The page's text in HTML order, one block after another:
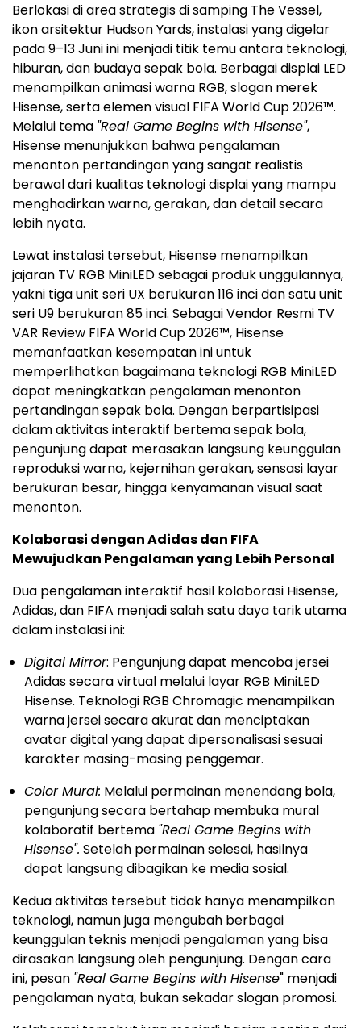
Berlokasi di area strategis di samping The Vessel,
ikon arsitektur Hudson Yards, instalasi yang digelar
pada 9–13 Juni ini menjadi titik temu antara teknologi,
hiburan, dan budaya sepak bola. Berbagai displai LED
menampilkan animasi warna RGB, slogan merek
Hisense, serta elemen visual FIFA World Cup 2026™.
Melalui tema "Real Game Begins with Hisense",
Hisense menunjukkan bahwa pengalaman
menonton pertandingan yang sangat realistis
berawal dari kualitas teknologi displai yang mampu
menghadirkan warna, gerakan, dan detail secara
lebih nyata.
Lewat instalasi tersebut, Hisense menampilkan
jajaran TV RGB MiniLED sebagai produk unggulannya,
yakni tiga unit seri UX berukuran 116 inci dan satu unit
seri U9 berukuran 85 inci. Sebagai Vendor Resmi TV
VAR Review FIFA World Cup 2026™, Hisense
memanfaatkan kesempatan ini untuk
memperlihatkan bagaimana teknologi RGB MiniLED
dapat meningkatkan pengalaman menonton
pertandingan sepak bola. Dengan berpartisipasi
dalam aktivitas interaktif bertema sepak bola,
pengunjung dapat merasakan langsung keunggulan
reproduksi warna, kejernihan gerakan, sensasi layar
berukuran besar, hingga kenyamanan visual saat
menonton.
Kolaborasi dengan Adidas dan FIFA
Mewujudkan Pengalaman yang Lebih Personal
Dua pengalaman interaktif hasil kolaborasi Hisense,
Adidas, dan FIFA menjadi salah satu daya tarik utama
dalam instalasi ini:
Digital Mirror: Pengunjung dapat mencoba jersei
Adidas secara virtual melalui layar RGB MiniLED
Hisense. Teknologi RGB Chromagic menampilkan
warna jersei secara akurat dan menciptakan
avatar digital yang dapat dipersonalisasi sesuai
karakter masing-masing penggemar.
Color Mural: Melalui permainan menendang bola,
pengunjung secara bertahap membuka mural
kolaboratif bertema "Real Game Begins with
Hisense". Setelah permainan selesai, hasilnya
dapat langsung dibagikan ke media sosial.
Kedua aktivitas tersebut tidak hanya menampilkan
teknologi, namun juga mengubah berbagai
keunggulan teknis menjadi pengalaman yang bisa
dirasakan langsung oleh pengunjung. Dengan cara
ini, pesan "Real Game Begins with Hisense" menjadi
pengalaman nyata, bukan sekadar slogan promosi.